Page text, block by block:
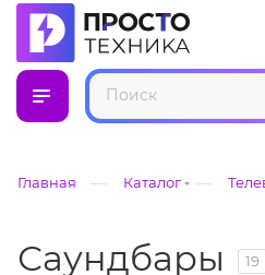
Саундбары 19
Главная — Каталог —